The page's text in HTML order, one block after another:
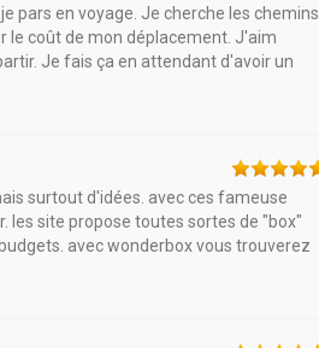
pars en voyage. Je cherche les chemins
le coût de mon déplacement. J'aim
Je fais ça en attendant d'avoir un
surtout d'idées. avec ces fameuse
les site propose toutes sortes de "box"
avec wonderbox vous trouverez